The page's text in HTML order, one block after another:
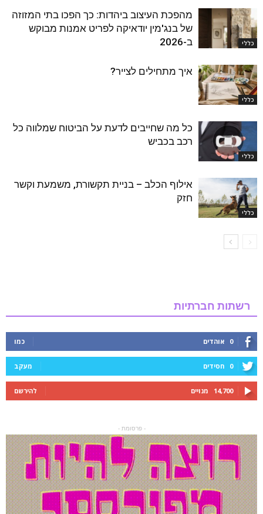
כללי
מהפכת העיצוב ביהדות: כך הפכו בתי המזוזה
של בנג'מין יודאיקה לפריט אמנות מבוקש
ב-2026
כללי
איך מתחילים לצייר?
כללי
כל מה שחייבים לדעת על הביטוח שמלווה כל
רכב בכביש
כללי
אילוף הכלב – בניית תקשורת, משמעת וקשר
חזק
רשתות חברתיות
0 אוהדים כמו
0 חסידים מעקב
14,700 מנויים להירשם
- פרסומת -